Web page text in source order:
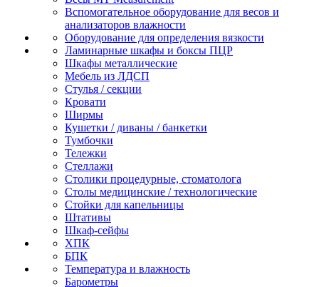
Вспомогательное оборудование для весов и
анализаторов влажности
Оборудование для определения вязкости
Ламинарные шкафы и боксы ПЦР
Шкафы металлические
Мебель из ЛДСП
Стулья / секции
Кровати
Ширмы
Кушетки / диваны / банкетки
Тумбочки
Тележки
Стеллажи
Столики процедурные, стоматолога
Столы медицинские / технологические
Стойки для капельницы
Штативы
Шкаф-сейфы
ХПК
БПК
Температура и влажность
Барометры